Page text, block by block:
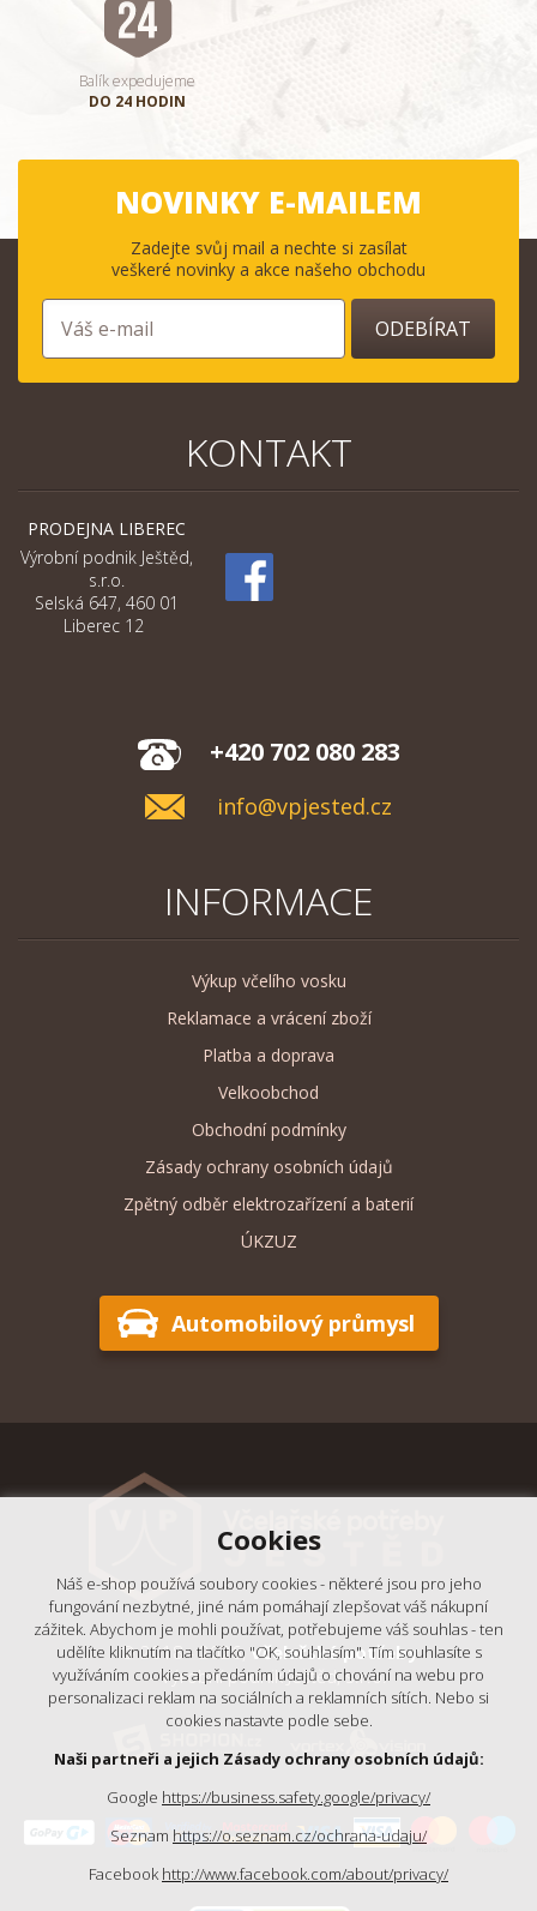
Balík expedujeme
DO 24 HODIN
NOVINKY E-MAILEM
Zadejte svůj mail a nechte si zasílat
veškeré novinky a akce našeho obchodu
ODEBÍRAT
KONTAKT
PRODEJNA LIBEREC
Výrobní podnik Ještěd,
s.r.o.
Selská 647, 460 01
Liberec 12
+420 702 080 283
info@vpjested.cz
INFORMACE
Výkup včelího vosku
Reklamace a vrácení zboží
Platba a doprava
Velkoobchod
Obchodní podmínky
Zásady ochrany osobních údajů
Zpětný odběr elektrozařízení a baterií
ÚKZUZ
Automobilový průmysl
© 2018 - 2026, Včelařské potřeby
- Výrobní podnik Ještěd, s.r.o.
Cookies
Náš e-shop používá soubory cookies - některé jsou pro jeho
fungování nezbytné, jiné nám pomáhají zlepšovat váš nákupní
zážitek. Abychom je mohli používat, potřebujeme váš souhlas - ten
udělíte kliknutím na tlačítko "OK, souhlasím". Tím souhlasíte s
využíváním cookies a předáním údajů o chování na webu pro
personalizaci reklam na sociálních a reklamních sítích. Nebo si
cookies nastavte podle sebe.
Naši partneři a jejich Zásady ochrany osobních údajů:
Google https://business.safety.google/privacy/
Seznam https://o.seznam.cz/ochrana-udaju/
Facebook http://www.facebook.com/about/privacy/